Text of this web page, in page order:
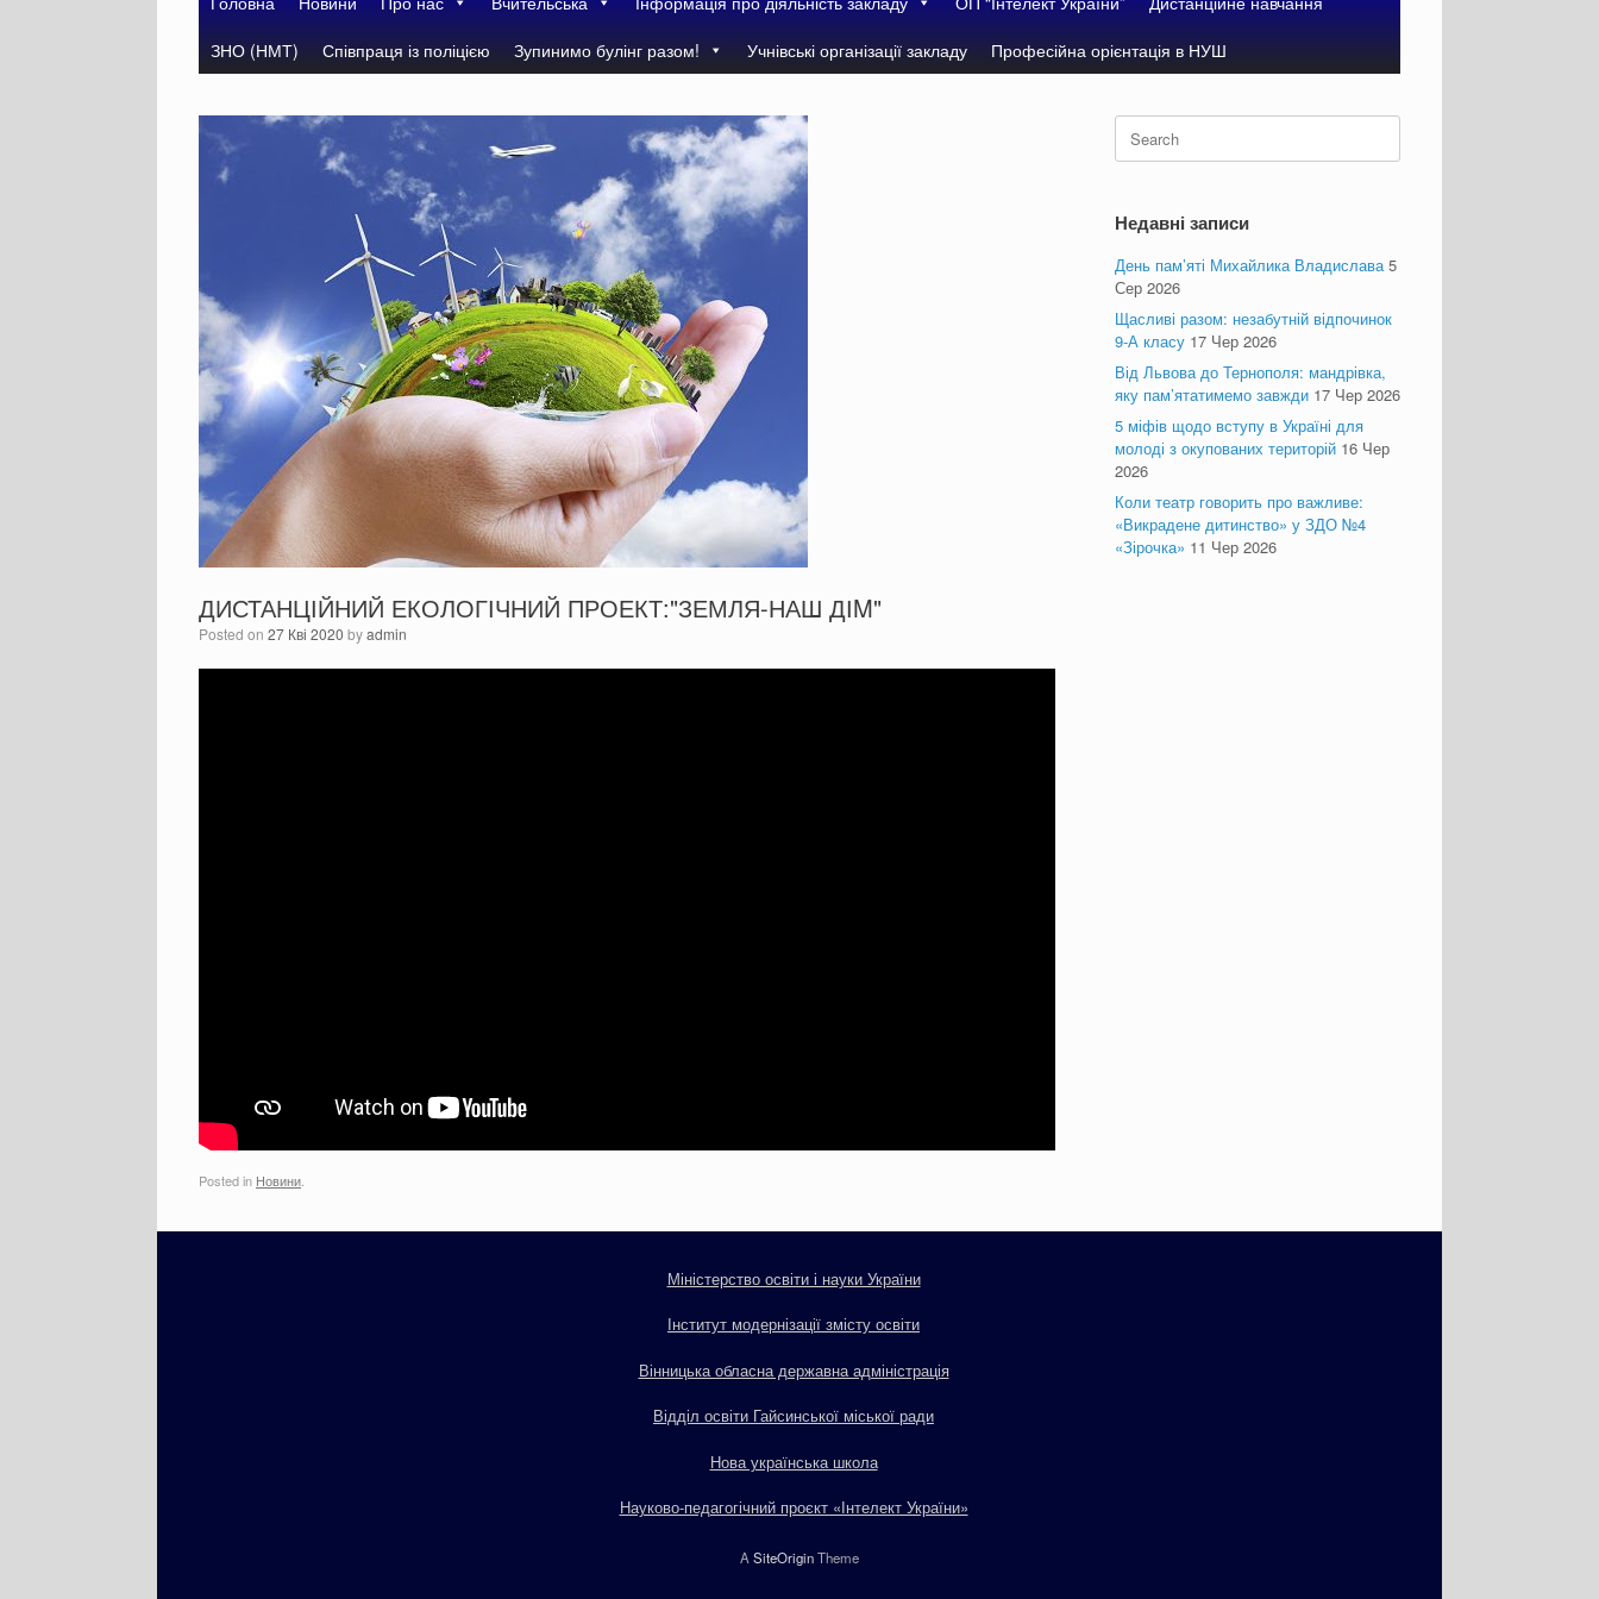
ЗНО (НМТ)
Співпраця із поліцією Зупинимо булінг разом! Учнівські організації закладу Професійна орієнтація в НУШ
ДИСТАНЦІЙНИЙ ЕКОЛОГІЧНИЙ ПРОЕКТ:"ЗЕМЛЯ-НАШ ДІM"
Posted on 27 Кві 2020 byadmin
Posted in Новини
Search
for:
Недавні записи
День пам’яті Михайлика Владислава 5
Сер 2026
Щасливі разом: незабутній відпочинок
9-А класу 17 Чер 2026
Від Львова до Тернополя: мандрівка,
яку пам’ятатимемо завжди 17 Чер 2026
5 міфів щодо вступу в Україні для
молоді з окупованих територій 16 Чер
2026
Коли театр говорить про важливе:
«Викрадене дитинство» у ЗДО №4
«Зірочка» 11 Чер 2026
Міністерство освіти і науки України
Інститут модернізації змісту освіти
Вінницька обласна державна адміністрація
Відділ освіти Гайсинської міської ради
Нова українська школа
Науково-педагогічний проєкт «Інтелект України»
A SiteOriginTheme